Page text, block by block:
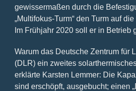
gewissermaßen durch die
„Multifokus-Turm“ den Turm auf
Im Frühjahr 2020 soll er in Betrieb
Warum das Deutsche Zentrum für
(DLR) ein zweites
erklärte Karsten Lemmer: Die
sind erschöpft, ausgebucht; einen